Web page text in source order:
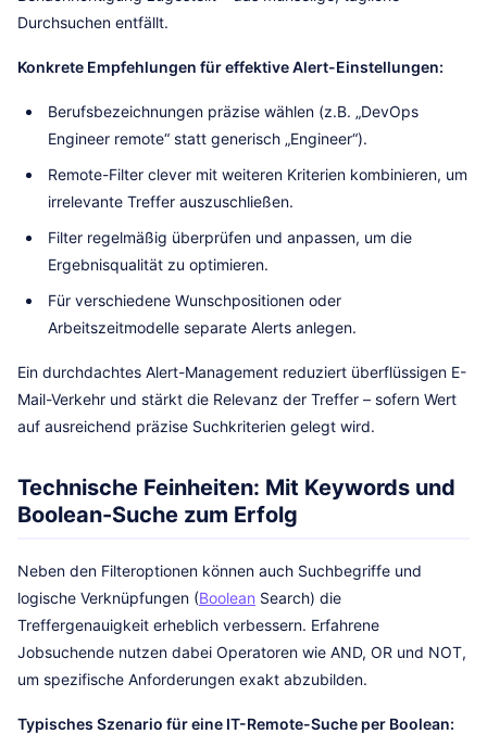
Durchsuchen entfällt.
Konkrete Empfehlungen für effektive Alert-Einstellungen:
Berufsbezeichnungen präzise wählen (z.B. „DevOps
Engineer remote“ statt generisch „Engineer“).
Remote-Filter clever mit weiteren Kriterien kombinieren, um
irrelevante Treffer auszuschließen.
Filter regelmäßig überprüfen und anpassen, um die
Ergebnisqualität zu optimieren.
Für verschiedene Wunschpositionen oder
Arbeitszeitmodelle separate Alerts anlegen.
Ein durchdachtes Alert-Management reduziert überflüssigen E-
Mail-Verkehr und stärkt die Relevanz der Treffer – sofern Wert
auf ausreichend präzise Suchkriterien gelegt wird.
Technische Feinheiten: Mit Keywords und
Boolean-Suche zum Erfolg
Neben den Filteroptionen können auch Suchbegriffe und
logische Verknüpfungen (Boolean Search) die
Treffergenauigkeit erheblich verbessern. Erfahrene
Jobsuchende nutzen dabei Operatoren wie AND, OR und NOT,
um spezifische Anforderungen exakt abzubilden.
Typisches Szenario für eine IT-Remote-Suche per Boolean: